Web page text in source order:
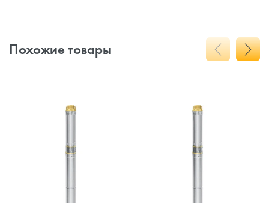
Похожие товары